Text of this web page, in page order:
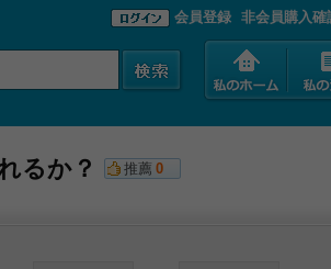
会員登録 非会員購入確
るか？ 推薦 0